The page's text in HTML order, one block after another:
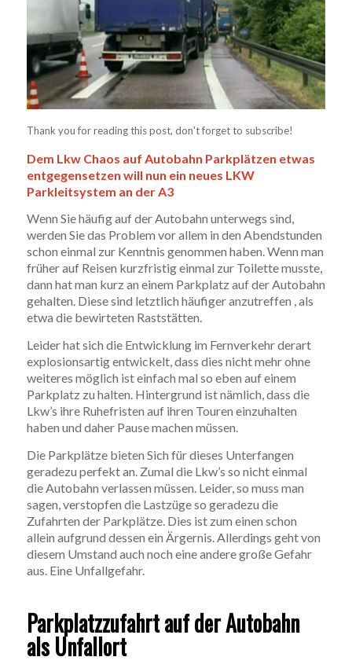
Thank you for reading this post, don't forget to subscribe!
Dem Lkw Chaos auf Autobahn Parkplätzen etwas
entgegensetzen will nun ein neues LKW
Parkleitsystem an der A3
Wenn Sie häufig auf der Autobahn unterwegs sind,
werden Sie das Problem vor allem in den Abendstunden
schon einmal zur Kenntnis genommen haben. Wenn man
früher auf Reisen kurzfristig einmal zur Toilette musste,
dann hat man kurz an einem Parkplatz auf der Autobahn
gehalten. Diese sind letztlich häufiger anzutreffen , als
etwa die bewirteten Raststätten.
Leider hat sich die Entwicklung im Fernverkehr derart
explosionsartig entwickelt, dass dies nicht mehr ohne
weiteres möglich ist einfach mal so eben auf einem
Parkplatz zu halten. Hintergrund ist nämlich, dass die
Lkw’s ihre Ruhefristen auf ihren Touren einzuhalten
haben und daher Pause machen müssen.
Die Parkplätze bieten Sich für dieses Unterfangen
geradezu perfekt an. Zumal die Lkw’s so nicht einmal
die Autobahn verlassen müssen. Leider, so muss man
sagen, verstopfen die Lastzüge so geradezu die
Zufahrten der Parkplätze. Dies ist zum einen schon
allein aufgrund dessen ein Ärgernis. Allerdings geht von
diesem Umstand auch noch eine andere große Gefahr
aus. Eine Unfallgefahr.
Parkplatzzufahrt auf der Autobahn
als Unfallort